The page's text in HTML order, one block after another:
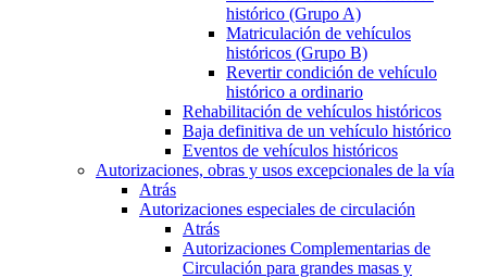
histórico (Grupo A)
Matriculación de vehículos
históricos (Grupo B)
Revertir condición de vehículo
histórico a ordinario
Rehabilitación de vehículos históricos
Baja definitiva de un vehículo histórico
Eventos de vehículos históricos
Autorizaciones, obras y usos excepcionales de la vía
Atrás
Autorizaciones especiales de circulación
Atrás
Autorizaciones Complementarias de
Circulación para grandes masas y